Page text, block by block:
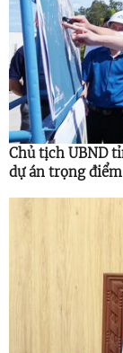
Chủ tịch UBND
dự án trọng